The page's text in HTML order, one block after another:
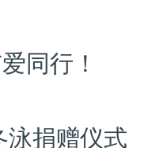
同行！
捐赠仪式